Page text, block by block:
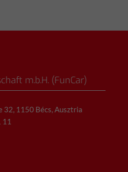
m.b.H. (FunCar)
32, 1150 Bécs, Ausztria
11